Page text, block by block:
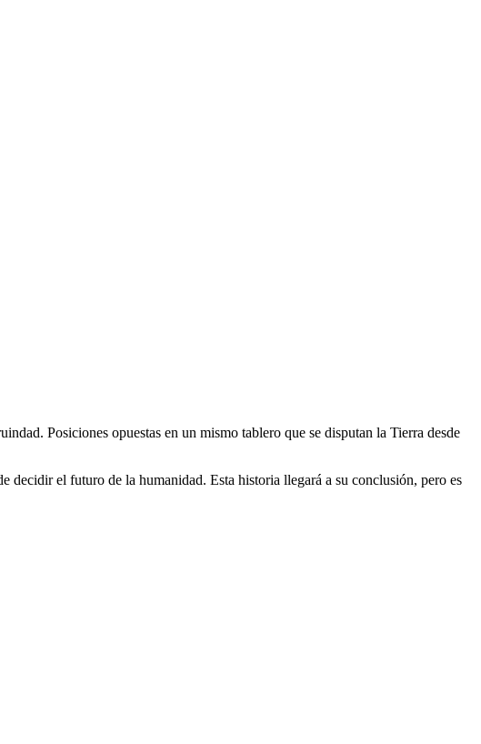
Posiciones opuestas en un mismo tablero que se disputan la Tierra desde
decidir el futuro de la humanidad. Esta historia llegará a su conclusión, pero es